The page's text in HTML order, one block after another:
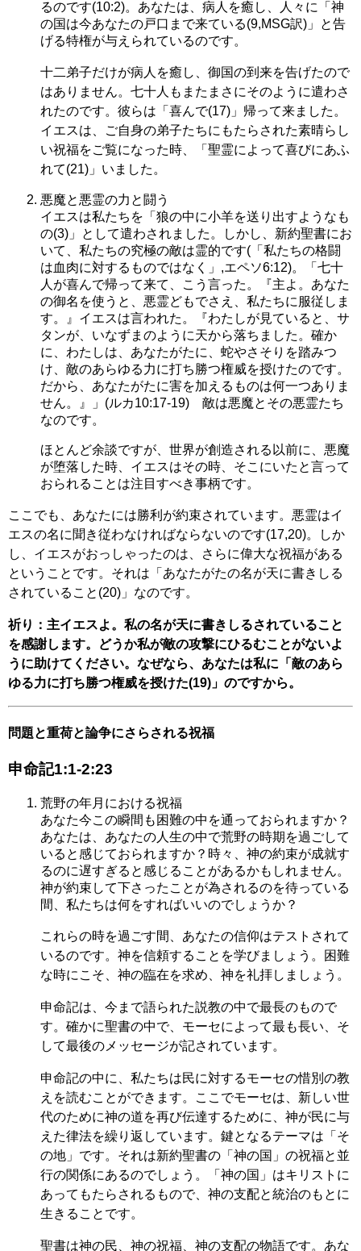
るのです(10:2)。あなたは、病人を癒し、人々に「神
の国は今あなたの戸口まで来ている(9,MSG訳)」と告
げる特権が与えられているのです。
十二弟子だけが病人を癒し、御国の到来を告げたので
はありません。七十人もまたまさにそのように遣わさ
れたのです。彼らは「喜んで(17)」帰って来ました。
イエスは、ご自身の弟子たちにもたらされた素晴らし
い祝福をご覧になった時、「聖霊によって喜びにあふ
れて(21)」いました。
悪魔と悪霊の力と闘う
イエスは私たちを「狼の中に小羊を送り出すようなも
の(3)」として遣わされました。しかし、新約聖書にお
いて、私たちの究極の敵は霊的です(「私たちの格闘
は血肉に対するものではなく」,エペソ6:12)。「七十
人が喜んで帰って来て、こう言った。『主よ。あなた
の御名を使うと、悪霊どもでさえ、私たちに服従しま
す。』イエスは言われた。『わたしが見ていると、サ
タンが、いなずまのように天から落ちました。確か
に、わたしは、あなたがたに、蛇やさそりを踏みつ
け、敵のあらゆる力に打ち勝つ権威を授けたのです。
だから、あなたがたに害を加えるものは何一つありま
せん。』」(ルカ10:17-19) 敵は悪魔とその悪霊たち
なのです。
ほとんど余談ですが、世界が創造される以前に、悪魔
が堕落した時、イエスはその時、そこにいたと言って
おられることは注目すべき事柄です。
ここでも、あなたには勝利が約束されています。悪霊はイ
エスの名に聞き従わなければならないのです(17,20)。しか
し、イエスがおっしゃったのは、さらに偉大な祝福がある
ということです。それは「あなたがたの名が天に書きしる
されていること(20)」なのです。
祈り：主イエスよ。私の名が天に書きしるされていること
を感謝します。どうか私が敵の攻撃にひるむことがないよ
うに助けてください。なぜなら、あなたは私に「敵のあら
ゆる力に打ち勝つ権威を授けた(19)」のですから。
問題と重荷と論争にさらされる祝福
申命記1:1-2:23
荒野の年月における祝福
あなた今この瞬間も困難の中を通っておられますか？
あなたは、あなたの人生の中で荒野の時期を過ごして
いると感じておられますか？時々、神の約束が成就す
るのに遅すぎると感じることがあるかもしれません。
神が約束して下さったことが為されるのを待っている
間、私たちは何をすればいいのでしょうか？
これらの時を過ごす間、あなたの信仰はテストされて
いるのです。神を信頼することを学びましょう。困難
な時にこそ、神の臨在を求め、神を礼拝しましょう。
申命記は、今まで語られた説教の中で最長のもので
す。確かに聖書の中で、モーセによって最も長い、そ
して最後のメッセージが記されています。
申命記の中に、私たちは民に対するモーセの惜別の教
えを読むことができます。ここでモーセは、新しい世
代のために神の道を再び伝達するために、神が民に与
えた律法を繰り返しています。鍵となるテーマは「そ
の地」です。それは新約聖書の「神の国」の祝福と並
行の関係にあるのでしょう。「神の国」はキリストに
あってもたらされるもので、神の支配と統治のもとに
生きることです。
聖書は神の民、神の祝福、神の支配の物語です。あな